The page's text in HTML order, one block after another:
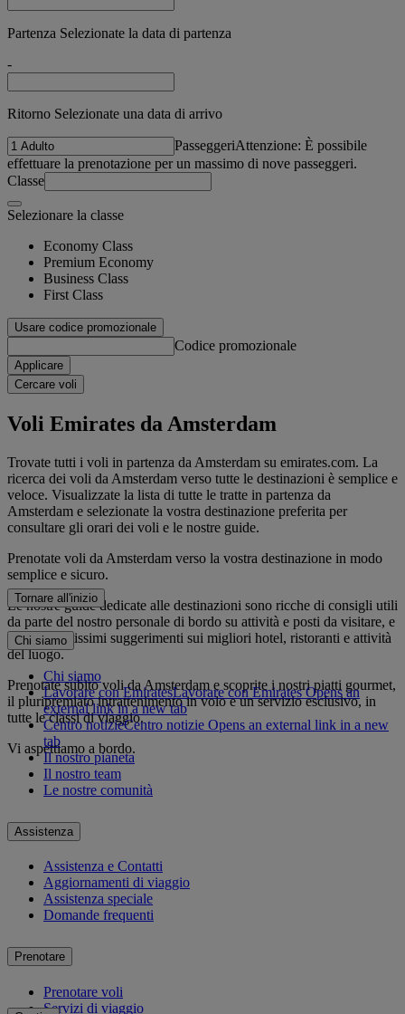
Partenza Selezionate la data di partenza
-
Ritorno Selezionate una data di arrivo
PasseggeriAttenzione: È possibile
effettuare la prenotazione per un massimo di nove passeggeri.
Classe
Selezionare la classe
Economy Class
Premium Economy
Business Class
First Class
Usare codice promozionale
Codice promozionale
Applicare
Cercare voli
Voli Emirates da Amsterdam
Trovate tutti i voli in partenza da Amsterdam su emirates.com. La
ricerca dei voli da Amsterdam verso tutte le destinazioni è semplice e
veloce. Visualizzate la lista di tutte le tratte in partenza da
Amsterdam e selezionate la vostra destinazione preferita per
consultare gli orari dei voli e le nostre guide.
Prenotate voli da Amsterdam verso la vostra destinazione in modo
semplice e sicuro.
Le nostre guide dedicate alle destinazioni sono ricche di consigli utili
da parte del nostro personale di bordo su attività e posti da visitare, e
offrono tantissimi suggerimenti sui migliori hotel, ristoranti e attività
del luogo.
Prenotate subito voli da Amsterdam e scoprite i nostri piatti gourmet,
il pluripremiato intrattenimento in volo e un servizio esclusivo, in
tutte le classi di viaggio.
Vi aspettiamo a bordo.
Tornare all'inizio
Chi siamo
Chi siamo
Lavorare con EmiratesLavorare con Emirates Opens an
external link in a new tab
Centro notizieCentro notizie Opens an external link in a new
tab
Il nostro pianeta
Il nostro team
Le nostre comunità
Assistenza
Assistenza e Contatti
Aggiornamenti di viaggio
Assistenza speciale
Domande frequenti
Prenotare
Prenotare voli
Servizi di viaggio